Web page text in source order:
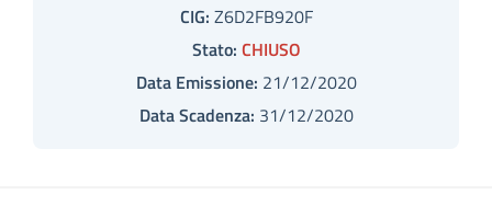
CIG: Z6D2FB920F
Stato: CHIUSO
Data Emissione: 21/12/2020
Data Scadenza: 31/12/2020